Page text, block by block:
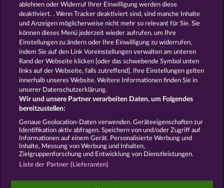
SIMPLY THE BEST
AGB Datenschutz
Unternehmensseite
Widerruf einreichen
ablehnen oder Widerruf Ihrer Einwilligung werden diese
deaktiviert. . Wenn Tracker deaktiviert sind, sind manche Inhalte
und Anzeigen möglicherweise nicht mehr so ​​relevant für Sie. Sie
können dieses Menü jederzeit wieder aufrufen, um Ihre
Einstellungen zu ändern oder Ihre Einwilligung zu widerrufen,
indem Sie auf den Link Voreinstellungen verwalten am unteren
Rand der Webseite klicken [oder das schwebende Symbol unten
links auf der Webseite, falls zutreffend]. Ihre Einstellungen gelten
innerhalb unseres Website. Weitere Informationen finden Sie in
unserer Datenschutzerklärung.
Wir und unsere Partner verarbeiten Daten, um Folgendes
bereitzustellen:
Genaue Geolocation-Daten verwenden. Geräteeigenschaften zur
Identifikation aktiv abfragen. Speichern von und/oder Zugriff auf
Informationen auf einem Gerät. Personalisierte Werbung und
Inhalte, Messung von Werbung und Inhalten,
Zielgruppenforschung und Entwicklung von Dienstleistungen.
Liste der Partner (Lieferanten)